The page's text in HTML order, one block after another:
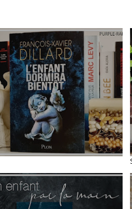
DORMIRA
FRANÇOIS-XAVIER
DILLARD